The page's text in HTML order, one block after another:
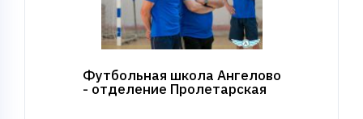
Футбольная школа Ангелово
- отделение Пролетарская